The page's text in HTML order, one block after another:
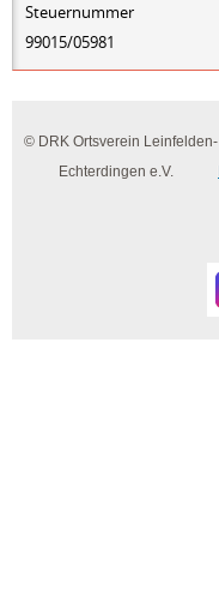
Steuernummer
99015/05981
© DRK Ortsverein Leinfelden-
Echterdingen e.V.